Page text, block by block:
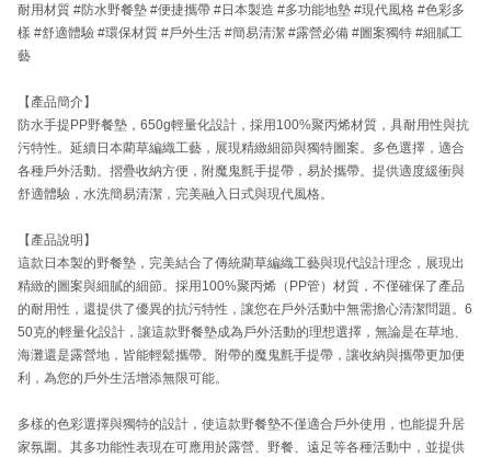
耐用材質 #防水野餐墊 #便捷攜帶 #日本製造 #多功能地墊 #現代風格 #色彩多
樣 #舒適體驗 #環保材質 #戶外生活 #簡易清潔 #露營必備 #圖案獨特 #細膩工
藝
【產品簡介】
防水手提PP野餐墊，650g輕量化設計，採用100%聚丙烯材質，具耐用性與抗
污特性。延續日本藺草編織工藝，展現精緻細節與獨特圖案。多色選擇，適合
各種戶外活動。摺疊收納方便，附魔鬼氈手提帶，易於攜帶。提供適度緩衝與
舒適體驗，水洗簡易清潔，完美融入日式與現代風格。
【產品說明】
這款日本製的野餐墊，完美結合了傳統藺草編織工藝與現代設計理念，展現出
精緻的圖案與細膩的細節。採用100%聚丙烯（PP管）材質，不僅確保了產品
的耐用性，還提供了優異的抗污特性，讓您在戶外活動中無需擔心清潔問題。6
50克的輕量化設計，讓這款野餐墊成為戶外活動的理想選擇，無論是在草地、
海灘還是露營地，皆能輕鬆攜帶。附帶的魔鬼氈手提帶，讓收納與攜帶更加便
利，為您的戶外生活增添無限可能。
多樣的色彩選擇與獨特的設計，使這款野餐墊不僅適合戶外使用，也能提升居
家氛圍。其多功能性表現在可應用於露營、野餐、遠足等各種活動中，並提供